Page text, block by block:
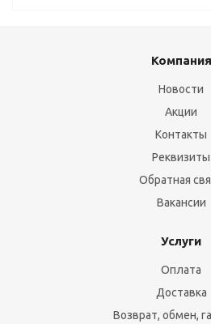
Компания
Новости
Акции
Контакты
Реквизиты
Обратная
Вакансии
Услуги
Оплата
Доставка
Возврат, обмен,